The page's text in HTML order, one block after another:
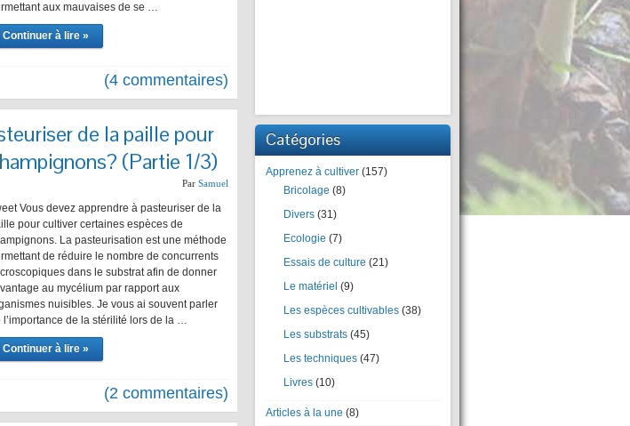
aux mauvaises de se …
Continuer à lire »
(4 commentaires)
de la paille pour
(Partie 1/3)
Par Samuel
Vous devez apprendre à pasteuriser de la
pour cultiver certaines espèces de
La pasteurisation est une méthode
de réduire le nombre de concurrents
dans le substrat afin de donner
au mycélium par rapport aux
nuisibles. Je vous ai souvent parler
l’importance de la stérilité lors de la …
Continuer à lire »
(2 commentaires)
Catégories
Apprenez à cultiver (157)
Bricolage (8)
Divers (31)
Ecologie (7)
Essais de culture (21)
Le matériel (9)
Les espèces cultivables (38)
Les substrats (45)
Les techniques (47)
Livres (10)
Articles à la une (8)